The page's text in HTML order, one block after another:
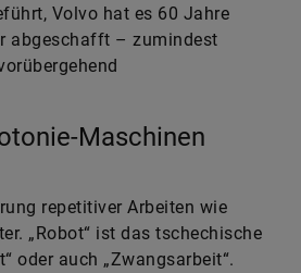
Volvo hat es 60 Jahre
abgeschafft – zumindest
Maschinen
repetitiver Arbeiten wie
„Robot“ ist das tschechische
oder auch „Zwangsarbeit“.